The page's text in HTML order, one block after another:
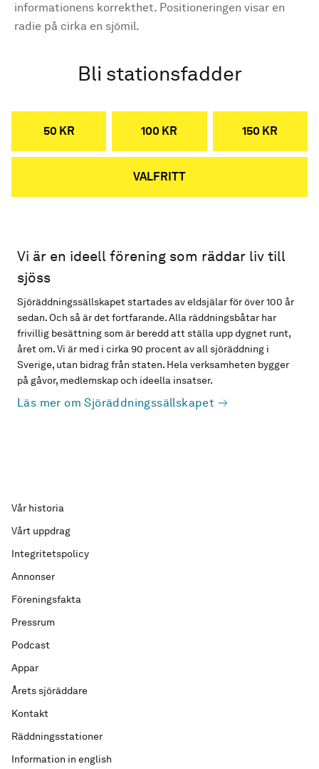
informationens korrekthet. Positioneringen visar en
radie på cirka en sjömil.
Bli stationsfadder
50 KR 100 KR 150 KR
VALFRITT
Vi är en ideell förening som räddar liv till
sjöss
Sjöräddningssällskapet startades av eldsjälar för över 100 år
sedan. Och så är det fortfarande. Alla räddningsbåtar har
frivillig besättning som är beredd att ställa upp dygnet runt,
året om. Vi är med i cirka 90 procent av all sjöräddning i
Sverige, utan bidrag från staten. Hela verksamheten bygger
på gåvor, medlemskap och ideella insatser.
Läs mer om Sjöräddningssällskapet
Vår historia
Vårt uppdrag
Integritetspolicy
Annonser
Föreningsfakta
Pressrum
Podcast
Appar
Årets sjöräddare
Kontakt
Räddningsstationer
Information in english